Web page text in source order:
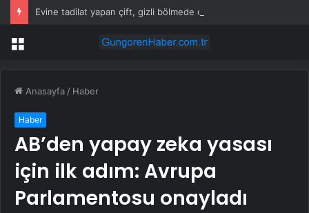
Menü
Anasayfa / Haber
Haber
AB’den yapay zeka yasası
için ilk adım: Avrupa
Parlamentosu onayladı